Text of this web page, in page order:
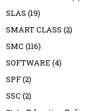
SLAS (19)
SMART CLASS (2)
SMC (116)
SOFTWARE (4)
SPF(2)
SSC (2)